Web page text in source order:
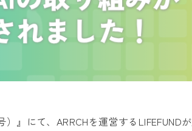
』にて、ARRCHを運営するLIFEFUND